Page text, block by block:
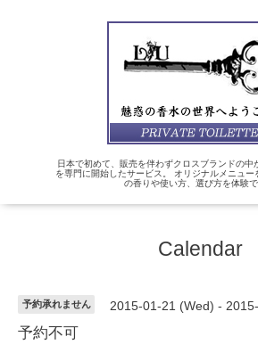
日本で初めて、販売を伴わずクロスブランドの中
を専門に開始したサービス。 オリジナルメニュー
の香りや使い方、選び方を体験
Calendar
予約承れません 2015-01-21 (Wed) -
予約不可